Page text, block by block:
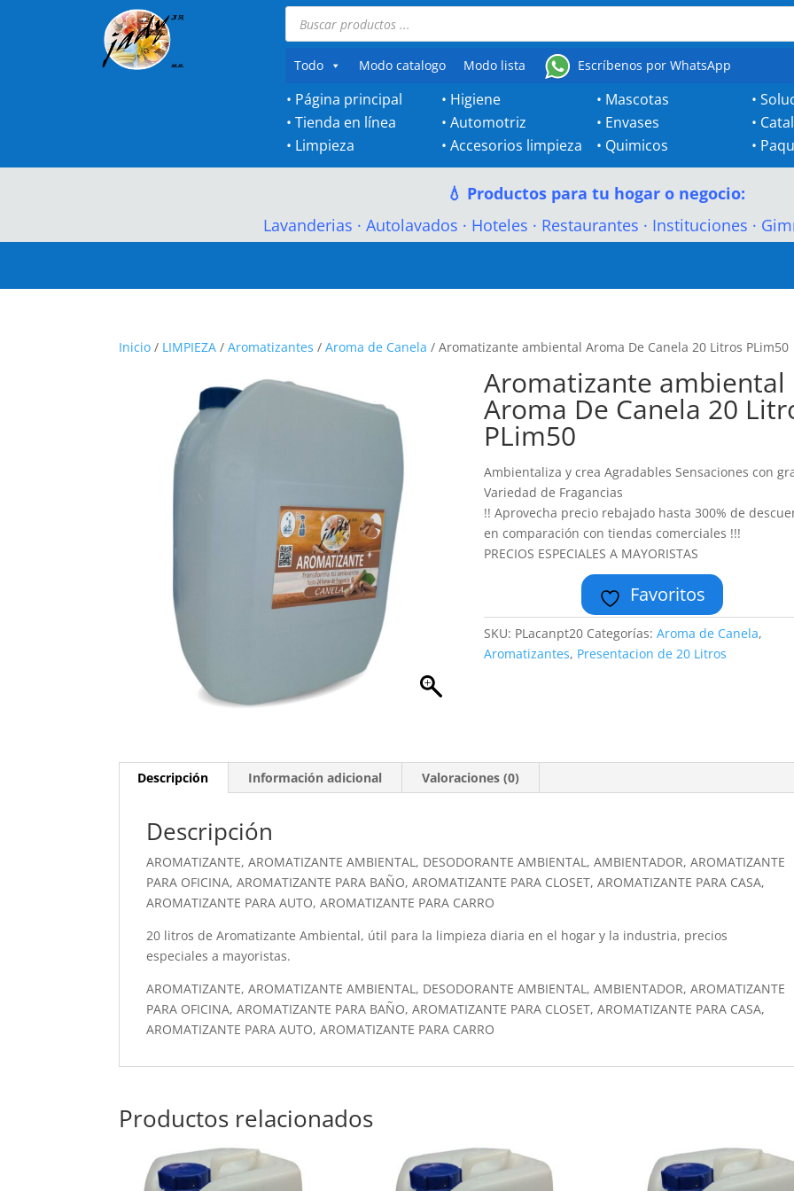
Búsqueda
productos
Todo
Modo catalogo Modo lista Escríbenos por WhatsApp
• Página principal
•Tienda en línea
• Limpieza
• Higiene
•Automotriz
•Accesorios limpieza
• Mascotas
• Envases
• Quimicos
•
•
•
💧 Productos para tu hogar o negocio:
Lavanderias · Autolavados · Hoteles · Restaurantes · Instituciones ·
Inicio / LIMPIEZA /Aromatizantes /Aroma de Canela / Aromatizante ambiental Aroma De Canela 20 Litros PLim50
Aromatizante ambiental
Aroma De Canela 20
PLim50
Ambientaliza y crea Agradables Sensaciones con
Variedad de Fragancias
!! Aprovecha precio rebajado hasta 300% de
en comparación con tiendas comerciales !!!
PRECIOS ESPECIALES A MAYORISTAS
Favoritos
SKU: PLacanpt20 Categorías:Aroma de Canela,
Aromatizantes, Presentacion de 20 Litros
Descripción Información adicional Valoraciones (0)
Descripción
AROMATIZANTE, AROMATIZANTE AMBIENTAL, DESODORANTE AMBIENTAL, AMBIENTADOR, AROMATIZANTE
PARA OFICINA, AROMATIZANTE PARA BAÑO, AROMATIZANTE PARA CLOSET, AROMATIZANTE PARA CASA,
AROMATIZANTE PARA AUTO, AROMATIZANTE PARA CARRO
20 litros de Aromatizante Ambiental, útil para la limpieza diaria en el hogar y la industria, precios
especiales a mayoristas.
AROMATIZANTE, AROMATIZANTE AMBIENTAL, DESODORANTE AMBIENTAL, AMBIENTADOR, AROMATIZANTE
PARA OFICINA, AROMATIZANTE PARA BAÑO, AROMATIZANTE PARA CLOSET, AROMATIZANTE PARA CASA,
AROMATIZANTE PARA AUTO, AROMATIZANTE PARA CARRO
Productos relacionados